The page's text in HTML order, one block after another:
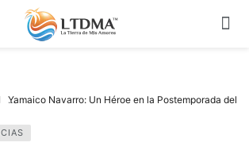
Yamaico Navarro: Un Héroe en la Postemporada del